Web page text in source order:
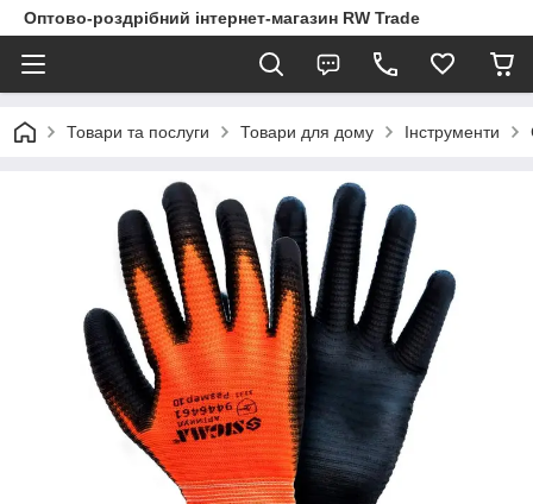
Оптово-роздрібний інтернет-магазин RW Trade
Товари та послуги Товари для дому Інструменти